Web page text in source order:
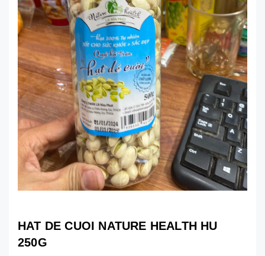
HAT DE CUOI NATURE HEALTH HU
250G